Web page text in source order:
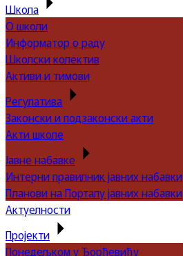
Школа
О школи
Информатор о раду
Школски колектив
Активи и тимови
Регулатива
Законски и подзаконски акти
Акти школе
Јавне набавке
Интерни правилник јавних набавки
Планови на Порталу јавних набавки
Актуелности
Пројекти
Понедељком у Ђорђевићу